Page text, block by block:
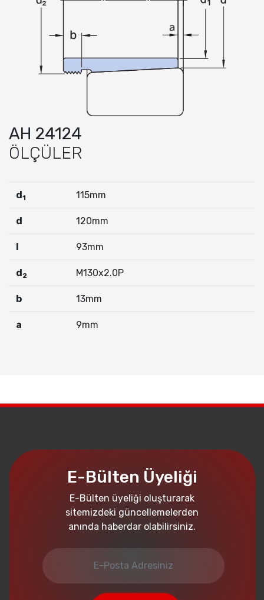
AH 24124
ÖLÇÜLER
d1 115mm
d 120mm
I 93mm
d2 M130x2.0P
b 13mm
a 9mm
E-Bülten Üyeliği
E-Bülten üyeliği oluşturarak
sitemizdeki güncellemelerden
anında haberdar olabilirsiniz.